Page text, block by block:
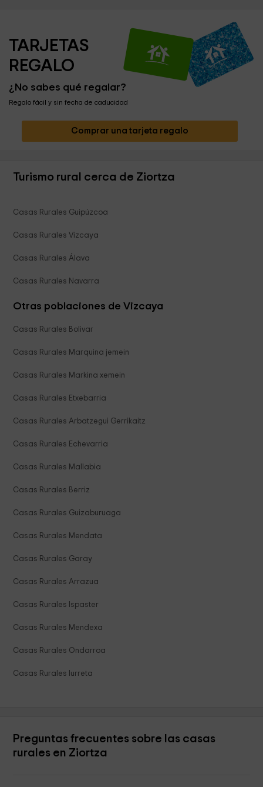
TARJETAS
REGALO
¿No sabes qué regalar?
Regalo fácil y sin fecha de caducidad
Comprar una tarjeta regalo
Turismo rural cerca de Ziortza
Casas Rurales Guipúzcoa
Casas Rurales Vizcaya
Casas Rurales Álava
Casas Rurales Navarra
Otras poblaciones de Vizcaya
Casas Rurales Bolivar
Casas Rurales Marquina jemein
Casas Rurales Markina xemein
Casas Rurales Etxebarria
Casas Rurales Arbatzegui Gerrikaitz
Casas Rurales Echevarria
Casas Rurales Mallabia
Casas Rurales Berriz
Casas Rurales Guizaburuaga
Casas Rurales Mendata
Casas Rurales Garay
Casas Rurales Arrazua
Casas Rurales Ispaster
Casas Rurales Mendexa
Casas Rurales Ondarroa
Casas Rurales Iurreta
Preguntas frecuentes sobre las casas
rurales en Ziortza